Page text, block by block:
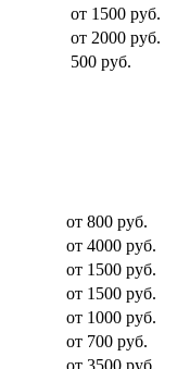
от 1500 руб.
от 2000 руб.
500 руб.
от 800 руб.
от 4000 руб.
от 1500 руб.
от 1500 руб.
от 1000 руб.
от 700 руб.